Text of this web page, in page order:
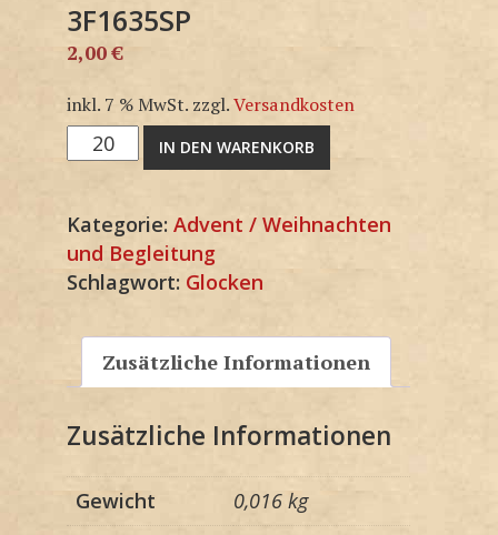
3F1635SP
2,00€
inkl. 7 % MwSt. zzgl.Versandkosten
3F1635SP
Menge
IN DEN WARENKORB
Kategorie: Advent / Weihnachten
und Begleitung
Schlagwort: Glocken
Zusätzliche Informationen
Zusätzliche Informationen
Gewicht 0,016 kg